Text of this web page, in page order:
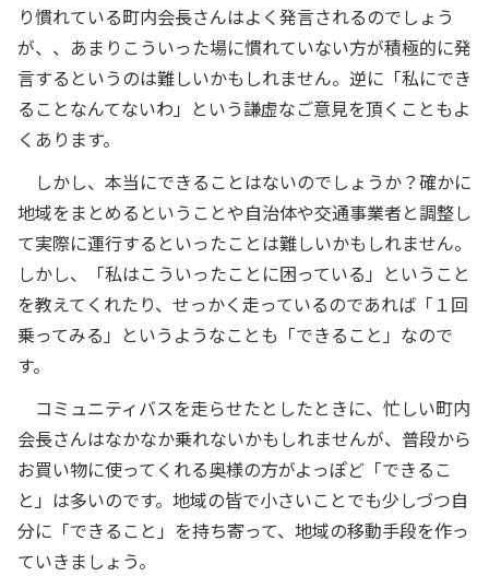
り慣れている町内会長さんはよく発言されるのでしょう
が、、あまりこういった場に慣れていない方が積極的に発
言するというのは難しいかもしれません。逆に「私にでき
ることなんてないわ」という謙虚なご意見を頂くこともよ
くあります。
しかし、本当にできることはないのでしょうか？確かに
地域をまとめるということや自治体や交通事業者と調整し
て実際に運行するといったことは難しいかもしれません。
しかし、「私はこういったことに困っている」ということ
を教えてくれたり、せっかく走っているのであれば「１回
乗ってみる」というようなことも「できること」なので
す。
コミュニティバスを走らせたとしたときに、忙しい町内
会長さんはなかなか乗れないかもしれませんが、普段から
お買い物に使ってくれる奥様の方がよっぽど「できるこ
と」は多いのです。地域の皆で小さいことでも少しづつ自
分に「できること」を持ち寄って、地域の移動手段を作っ
ていきましょう。